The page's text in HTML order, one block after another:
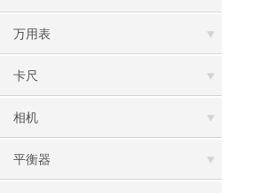
万用表
卡尺
相机
平衡器